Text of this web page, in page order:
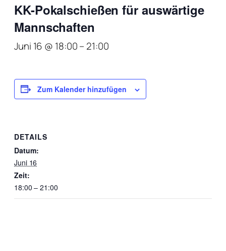
KK-Pokalschießen für auswärtige
Mannschaften
Juni 16 @ 18:00– 21:00
Zum Kalender hinzufügen
DETAILS
Datum:
Juni 16
Zeit:
18:00 – 21:00